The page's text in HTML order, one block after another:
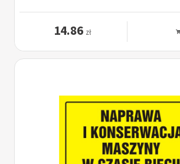
14.86 zł